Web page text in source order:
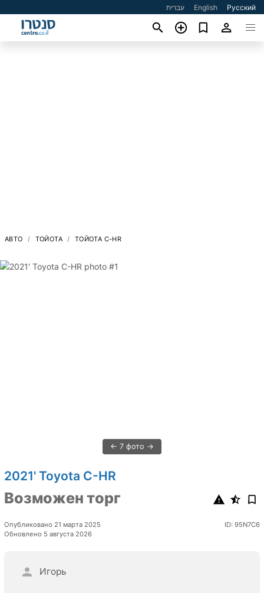
עברית English Русский
АВТО ТОЙОТА ТОЙОТА C-HR
7 фото
2021' Toyota C-HR
Возможен торг
Опубликовано 21 марта 2025
Обновлено 5 августа 2026
ID: 95N7C6
Игорь